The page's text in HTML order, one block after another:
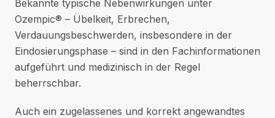
Bekannte typische Nebenwirkungen unter
Ozempic® – Übelkeit, Erbrechen,
Verdauungsbeschwerden, insbesondere in der
Eindosierungsphase – sind in den Fachinformationen
aufgeführt und medizinisch in der Regel
beherrschbar.
Auch ein zugelassenes und korrekt angewandtes